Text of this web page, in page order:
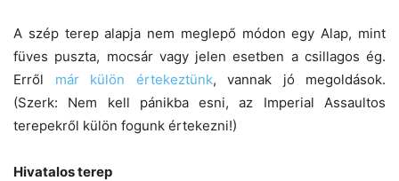
A szép terep alapja nem meglepő módon egy Alap, mint
füves puszta, mocsár vagy jelen esetben a csillagos ég.
Erről már külön értekeztünk, vannak jó megoldások.
(Szerk: Nem kell pánikba esni, az Imperial Assaultos
terepekről külön fogunk értekezni!)
Hivatalos terep